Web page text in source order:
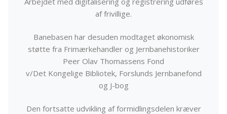
af frivillige.
Banebasen har desuden modtaget økonomisk
støtte fra Frimærkehandler og Jernbanehistoriker
Peer Olav Thomassens Fond
v/Det Kongelige Bibliotek, Forslunds Jernbanefond
og J-bog
Den fortsatte udvikling af formidlingsdelen kræver